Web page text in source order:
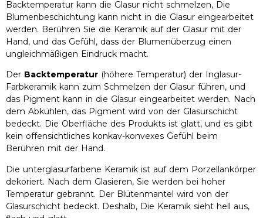
Backtemperatur kann die Glasur nicht schmelzen, Die
Blumenbeschichtung kann nicht in die Glasur eingearbeitet
werden. Berühren Sie die Keramik auf der Glasur mit der
Hand, und das Gefühl, dass der Blumenüberzug einen
ungleichmäßigen Eindruck macht.
Der Backtemperatur (höhere Temperatur) der Inglasur-
Farbkeramik kann zum Schmelzen der Glasur führen, und
das Pigment kann in die Glasur eingearbeitet werden. Nach
dem Abkühlen, das Pigment wird von der Glasurschicht
bedeckt. Die Oberfläche des Produkts ist glatt, und es gibt
kein offensichtliches konkav-konvexes Gefühl beim
Berühren mit der Hand.
Die unterglasurfarbene Keramik ist auf dem Porzellankörper
dekoriert. Nach dem Glasieren, Sie werden bei hoher
Temperatur gebrannt. Der Blütenmantel wird von der
Glasurschicht bedeckt. Deshalb, Die Keramik sieht hell aus,